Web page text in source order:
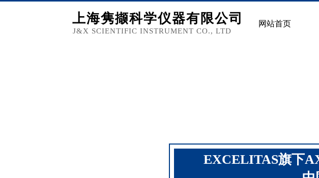
上海隽撷科学仪器有限公司 网站首页
J&X SCIENTIFIC INSTRUMENT CO., LTD
EXCELITAS旗下